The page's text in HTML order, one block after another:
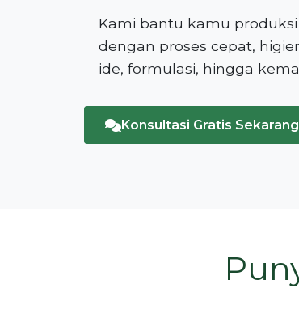
Kami bantu kamu
dengan proses cepat,
ide, formulasi, hingga
Konsultasi Gratis Sekarang